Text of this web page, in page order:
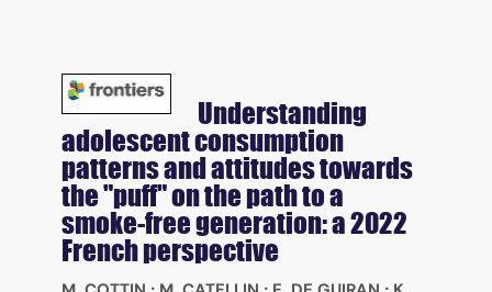
Understanding
adolescent consumption
patterns and attitudes towards
the "puff" on the path to a
smoke-free generation: a 2022
French perspective